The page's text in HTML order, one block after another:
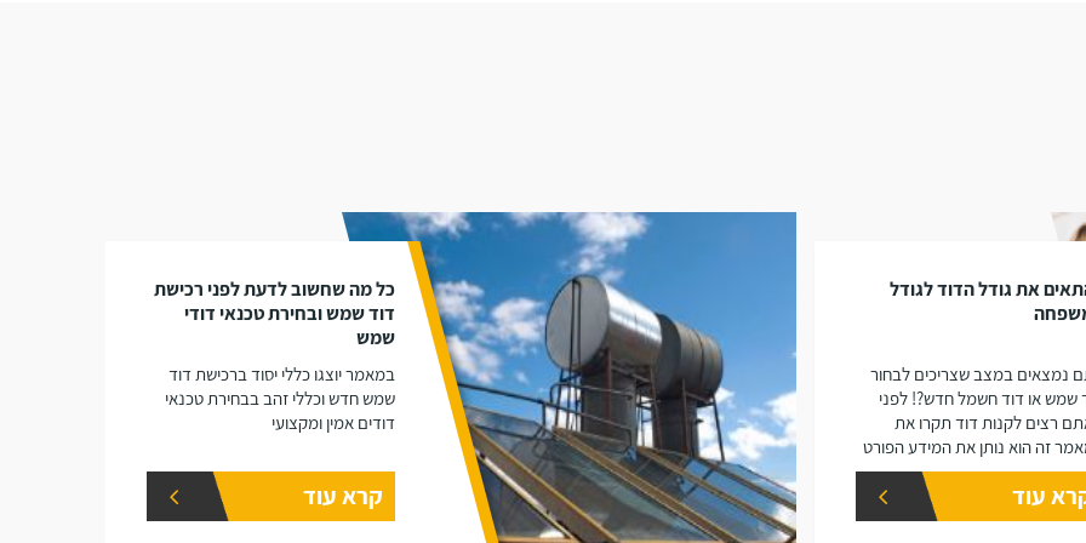
את גודל הדוד לגודל
נמצאים במצב שצריכים לבחור
שמש או דוד חשמל חדש?! לפני
רצים לקנות דוד תקרו את
זה הוא נותן את המידע הפורט
שונים של דודים ואיזה דוד
יתאים עבורכם.
עוד
כל מה שחשוב לדעת לפני רכישת
דוד שמש ובחירת טכנאי דודי
שמש
במאמר יוצגו כללי יסוד ברכישת דוד
שמש חדש וכללי זהב בבחירת טכנאי
דודים אמין ומקצועי
קרא עוד